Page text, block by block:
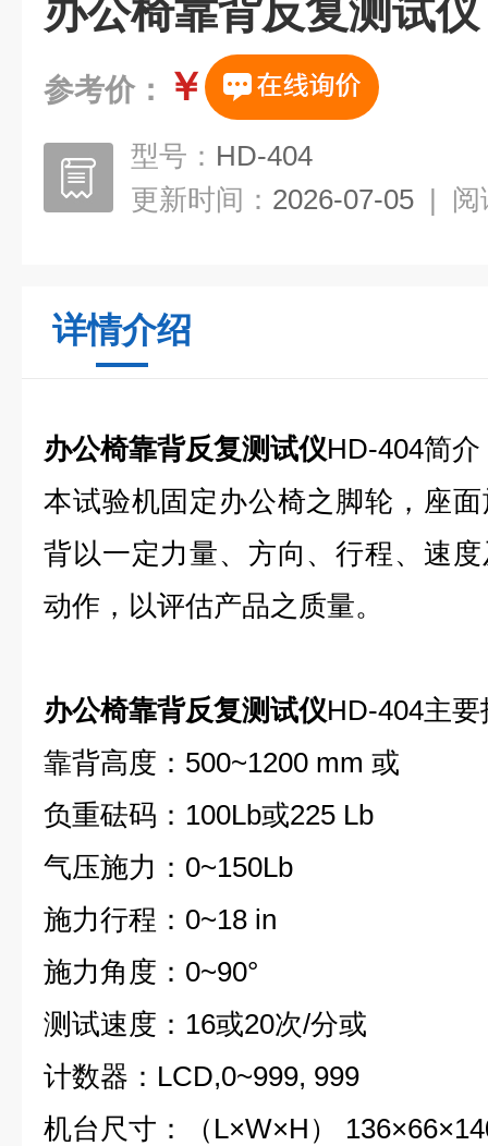
办公椅靠背反复测试仪
参考价： ￥
型号： HD-404
更新时间： 2026-07-05 | 阅
详情介绍
办公椅靠背反复测试仪HD-404简介
本试验机固定办公椅之脚轮，座
背以一定力量、方向、行程、速
动作，以评估产品之质量。
办公椅靠背反复测试仪HD-404主
靠背高度：500~1200 mm 或
负重砝码：100Lb或225 Lb
气压施力：0~150Lb
施力行程：0~18 in
施力角度：0~90°
测试速度：16或20次/分或
计数器：LCD,0~999, 999
机台尺寸：（L×W×H）